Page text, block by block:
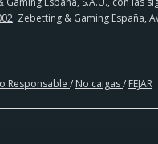
. Zebetting & Gaming España,
Responsable / No caigas/ FEJAR